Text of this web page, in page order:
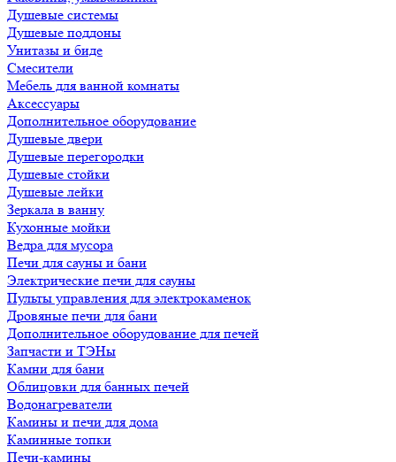
Душевые системы
Душевые поддоны
Унитазы и биде
Смесители
Мебель для ванной комнаты
Аксессуары
Дополнительное оборудование
Душевые двери
Душевые перегородки
Душевые стойки
Душевые лейки
Зеркала в ванну
Кухонные мойки
Ведра для мусора
Печи для сауны и бани
Электрические печи для сауны
Пульты управления для электрокаменок
Дровяные печи для бани
Дополнительное оборудование для печей
Запчасти и ТЭНы
Камни для бани
Облицовки для банных печей
Водонагреватели
Камины и печи для дома
Каминные топки
Печи-камины